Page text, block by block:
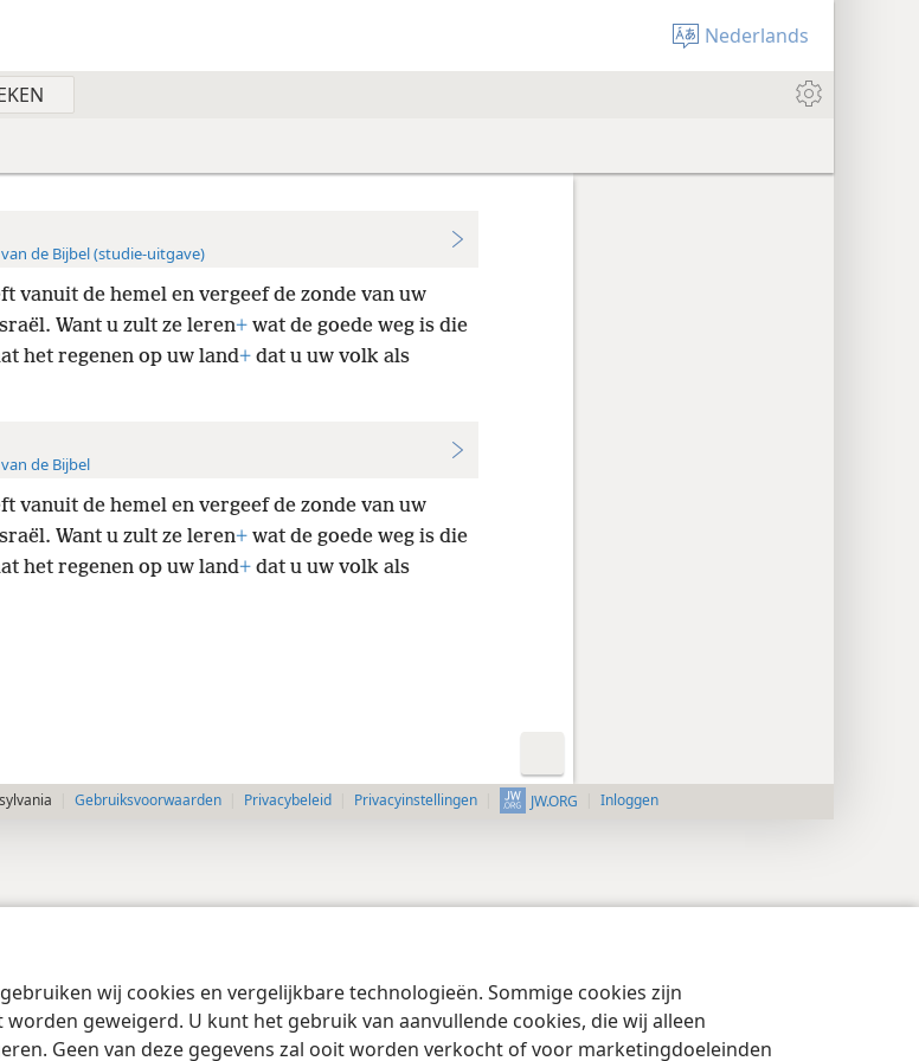
wij cookies en vergelijkbare technologieën. Sommige cookies zijn
geweigerd. U kunt het gebruik van aanvullende cookies, die wij alleen
Geen van deze gegevens zal ooit worden verkocht of voor marketingdoeleinden
Nederlands
de Bijbel (studie-uitgave)
vanuit de hemel en vergeef de zonde van uw
Want u zult ze leren+wat de goede weg is die
het regenen op uw land+dat u uw volk als
de Bijbel
vanuit de hemel en vergeef de zonde van uw
Want u zult ze leren+wat de goede weg is die
het regenen op uw land+dat u uw volk als
Gebruiksvoorwaarden Privacybeleid Privacyinstellingen JW.ORG Inloggen